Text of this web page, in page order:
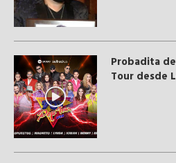
Probadita
Tour desde